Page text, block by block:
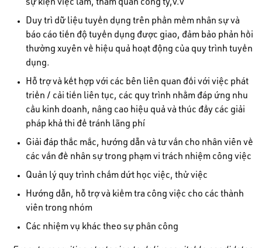
sự kiện việc làm, tham quan công ty,v.v
Duy trì dữ liệu tuyển dụng trên phần mềm nhân sự và
báo cáo tiến độ tuyển dụng được giao, đảm bảo phản hồi
thường xuyên về hiệu quả hoạt động của quy trình tuyển
dụng.
Hỗ trợ và kết hợp với các bên liên quan đối với việc phát
triển / cải tiến liên tục, các quy trình nhằm đáp ứng nhu
cầu kinh doanh, nâng cao hiệu quả và thúc đẩy các giải
pháp khả thi để tránh lãng phí
Giải đáp thắc mắc, hướng dẫn và tư vấn cho nhân viên về
các vấn đề nhân sự trong phạm vi trách nhiệm công việc
Quản lý quy trình chấm dứt học việc, thử việc
Hướng dẫn, hỗ trợ và kiểm tra công việc cho các thành
viên trong nhóm
Các nhiệm vụ khác theo sự phân công